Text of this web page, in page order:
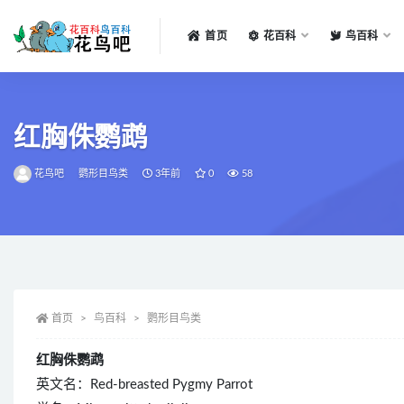
首页 花百科 鸟百科
红胸侏鹦鹉
花鸟吧 鹦形目鸟类 3年前 0 58
首页 鸟百科 鹦形目鸟类
红胸侏鹦鹉
英文名：Red-breasted Pygmy Parrot